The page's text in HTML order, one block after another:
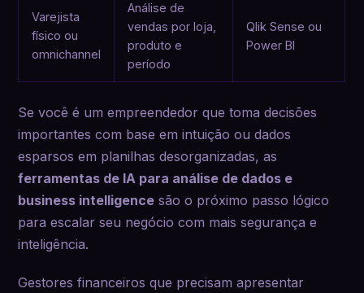
Varejista
físico ou
omnichannel
Análise de
vendas por loja,
produto e
período
Qlik Sense ou
Power BI
Se você é um empreendedor que toma decisões
importantes com base em intuição ou dados
esparsos em planilhas desorganizadas, as
ferramentas de IA para análise de dados e
business intelligence são o próximo passo lógico
para escalar seu negócio com mais segurança e
inteligência.
Gestores financeiros que precisam apresentar